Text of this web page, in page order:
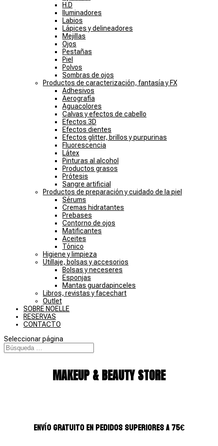
H.D
Iluminadores
Labios
Lápices y delineadores
Mejillas
Ojos
Pestañas
Piel
Polvos
Sombras de ojos
Productos de caracterización, fantasía y FX
Adhesivos
Aerografía
Aguacolores
Calvas y efectos de cabello
Efectos 3D
Efectos dientes
Efectos glitter, brillos y purpurinas
Fluorescencia
Látex
Pinturas al alcohol
Productos grasos
Prótesis
Sangre artificial
Productos de preparación y cuidado de la piel
Sérums
Cremas hidratantes
Prebases
Contorno de ojos
Matificantes
Aceites
Tónico
Higiene y limpieza
Utillaje, bolsas y accesorios
Bolsas y neceseres
Esponjas
Mantas guardapinceles
Libros, revistas y facechart
Outlet
SOBRE NOELLE
RESERVAS
CONTACTO
Seleccionar página
MAKEUP & BEAUTY STORE
ENVÍO GRATUITO EN PEDIDOS SUPERIORES A 75€